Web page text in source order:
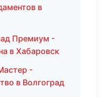
в
Премиум -
в Хабаровск
-
в Волгоград